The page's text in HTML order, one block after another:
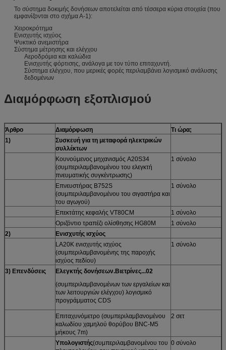
Το σύστημα δοκιμής δονήσεων αποτελείται από τέσσερα κύρια στοιχεία (που
εμφανίζονται στο σχήμα Α-1):
Χειροκρότημα
Ενισχυτής ισχύος
Ψυκτικό ανεμιστήρα
Σύστημα μέτρησης και ελέγχου
Αεροδρόμια και καλώδια
Ενισχυτής φόρτισης, ανάλογα με τον τύπο επιταχυντή.
Σύστημα ελέγχου, που μερικές φορές περιλαμβάνει λογισμικό ανάλυσης
δεδομένων
Διαμόρφωση εξοπλισμού
Άρθρο Διαμόρφωση
Τι ώρα;
1)
Συσκευή για τη μεταφορά ηλεκτρικών
συλλέκτων
Κουνούμενος μηχανισμός A20S34
(συμπεριλαμβανομένου του ελεγκτή
πνευματικής συγκέντρωσης)
1 σύνολο
Επνευστήρας B752S
(συμπεριλαμβανομένου του σιγαστήρα και
του αγωγού)
1 σύνολο
Επεκτάτης κεφαλής VT80CM
1 σύνολο
Οριζόντιο τραπέζι ολίσθησης HG80M
1 σύνολο
2)
Ενισχυτής ισχύος
LA20K ενισχυτής ισχύος
(συμπεριλαμβανομένης της παροχής
ισχύος πεδίου)
1 σύνολο
3) Επενδύσεις Ελεγκτής δονήσεων.Βιετρίνες...02
(συμπεριλαμβανομένων των εργαλείων και
των λειτουργιών ελέγχου) λογισμικό
προγράμματος CDS
Επιταχυνόμετρο (συμπεριλαμβανομένου
καλωδίου χαμηλού θορύβου BNC-M5
μήκους 7m)
2 σετ
Υπολογιστής(συμπεριλαμβανομένου του 0 σύνολο